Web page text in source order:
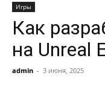
Игры
Как
на Unreal
admin - 3 июня, 2025